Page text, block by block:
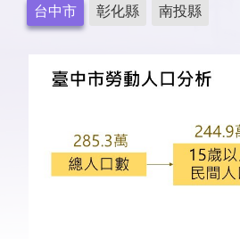
台中市 彰化縣 南投縣